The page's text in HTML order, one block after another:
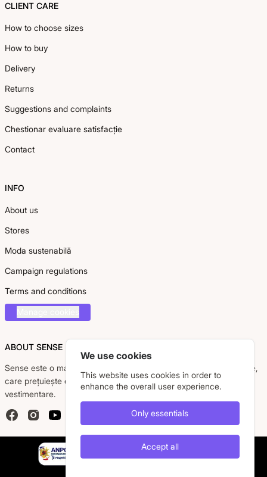
CLIENT CARE
How to choose sizes
How to buy
Delivery
Returns
Suggestions and complaints
Chestionar evaluare satisfacție
Contact
INFO
About us
Stores
Moda sustenabilă
Campaign regulations
Terms and conditions
ABOUT SENSE
Sense este o marcă românească dedicată femeii moderne, active,
care prețuiește eleganța, confortul și calitatea pieselor
vestimentare.
FacebookInstagramYouTube
We use cookies
This website uses cookies in order to
enhance the overall user experience.
Only essentials
Accept all